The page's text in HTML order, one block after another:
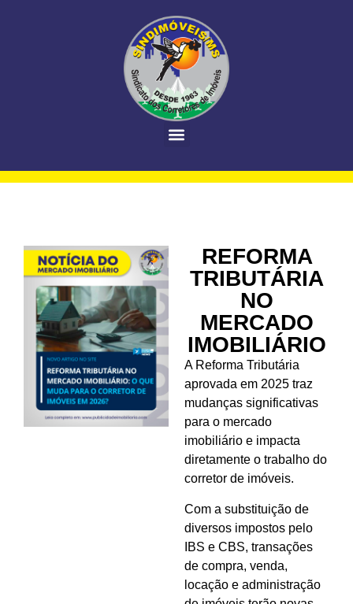
REFORMA
TRIBUTÁRIA
NO
MERCADO
IMOBILIÁRIO
A Reforma Tributária
aprovada em 2025 traz
mudanças significativas
para o mercado
imobiliário e impacta
diretamente o trabalho do
corretor de imóveis.
Com a substituição de
diversos impostos pelo
IBS e CBS, transações
de compra, venda,
locação e administração